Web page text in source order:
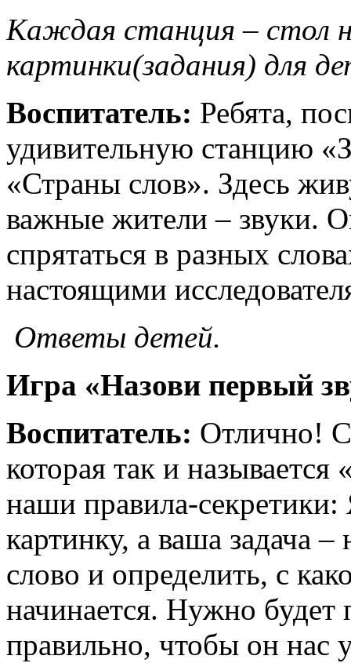
Каждая станция – стол
картинки(задания) для
Воспитатель: Ребята,
удивительную станцию
«Страны слов». Здесь
важные жители – звуки.
спрятаться в разных
настоящими
Ответы детей.
Игра «Назови первый
Воспитатель: Отлично!
которая так и
наши правила-секретики:
картинку, а ваша задача –
слово и определить, с
начинается. Нужно будет
правильно, чтобы он нас